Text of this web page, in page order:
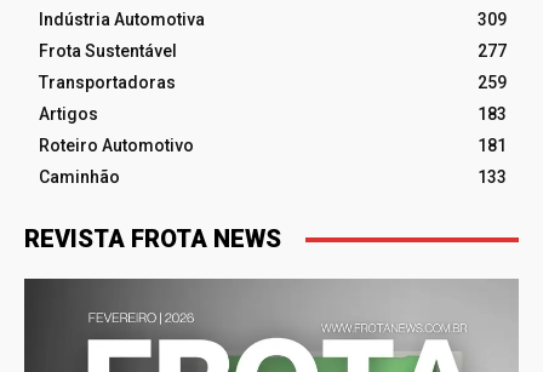
Indústria Automotiva
309
Frota Sustentável
277
Transportadoras
259
Artigos
183
Roteiro Automotivo
181
Caminhão
133
REVISTA FROTA NEWS